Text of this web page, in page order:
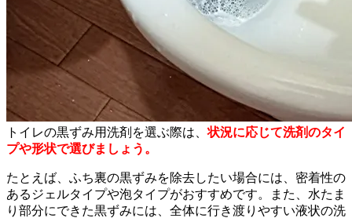
トイレの黒ずみ用洗剤を選ぶ際は、状況に応じて洗剤のタイ
プや形状で選びましょう。
たとえば、ふち裏の黒ずみを除去したい場合には、密着性の
あるジェルタイプや泡タイプがおすすめです。また、水たま
り部分にできた黒ずみには、全体に行き渡りやすい液状の洗